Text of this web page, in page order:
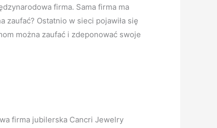
firma. Sama firma ma
Ostatnio w sieci pojawiła się
można zaufać i zdeponować swoje
firma jubilerska Cancri Jewelry